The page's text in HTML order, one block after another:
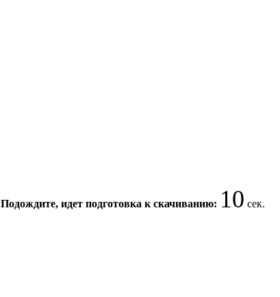
Подождите, идет подготовка к скачиванию: 10 сек.